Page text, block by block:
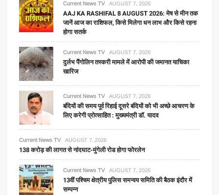
Current News TV AUGUST 7, 2026
AAJ KA RASHIFAL 8 AUGUST 2026: मेष से मीन तक
जानें आज का राशिफल, किसे मिलेगा धन लाभ और किसे रहना
होगा सतर्क
Current News TV AUGUST 7, 2026
दुर्लभ पैंगोलिन तस्करी मामले में आरोपी की जमानत याचिका
खारिज
Current News TV AUGUST 7, 2026
बंदियों की समय पूर्व रिहाई दूसरे बंदियों को भी अच्छे आचरण के
लिए करेगी प्रोत्साहित : मुख्यमंत्री डॉ. यादव
Current News TV AUGUST 7, 2026
138 करोड़ की लागत से नांदघाट-मुंगेली रोड होगा फोरलेन
Current News TV AUGUST 7, 2026
13वीं पश्चिम क्षेत्रीय पुलिस समन्वय समिति की बैठक इंदौर में
सम्पन्न